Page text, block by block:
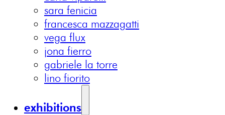
sara fenicia
francesca mazzagatti
vega flux
jona fierro
gabriele la torre
lino fiorito
exhibitions